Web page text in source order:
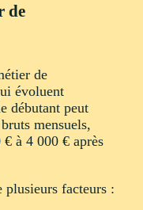
de
de
évoluent
débutant peut
mensuels,
à 4 000 € après
facteurs :